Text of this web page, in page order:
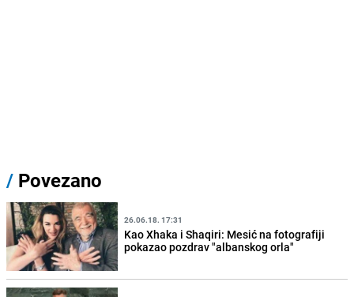
/ Povezano
26.06.18. 17:31
Kao Xhaka i Shaqiri: Mesić na fotografiji
pokazao pozdrav "albanskog orla"